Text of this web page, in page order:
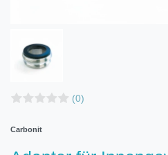
(0)
Carbonit